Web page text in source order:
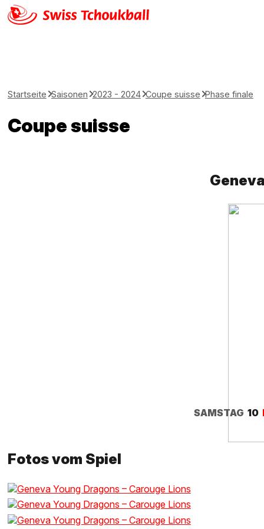
Startseite Saisonen 2023 - 2024 Coupe suisse Phase finale
Coupe suisse
SAMSTAG 10
Fotos vom Spiel